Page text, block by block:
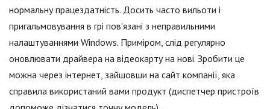
нормальну працездатність. Досить часто вильоти і
пригальмовування в грі пов'язані з неправильними
налаштуваннями Windows. Приміром, слід регулярно
оновлювати драйвера на відеокарту на нові. Зробити це
можна через інтернет, зайшовши на сайт компанії, яка
справила використаний вами продукт (диспетчер пристроїв